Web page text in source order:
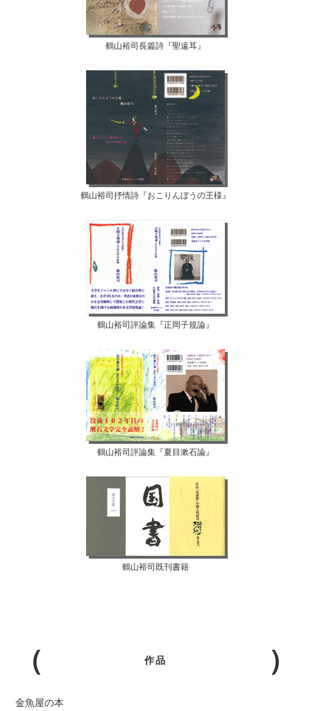
鶴山裕司長篇詩『聖遠耳』
鶴山裕司抒情詩『おこりんぼうの王様』
鶴山裕司評論集『正岡子規論』
鶴山裕司評論集『夏目漱石論』
鶴山裕司既刊書籍
作品
金魚屋の本